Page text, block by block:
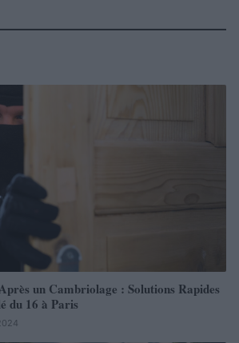
un Cambriolage : Solutions Rapides
du 16 à Paris